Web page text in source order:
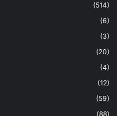
(514)
(6)
(3)
(20)
(4)
(12)
(59)
(88)